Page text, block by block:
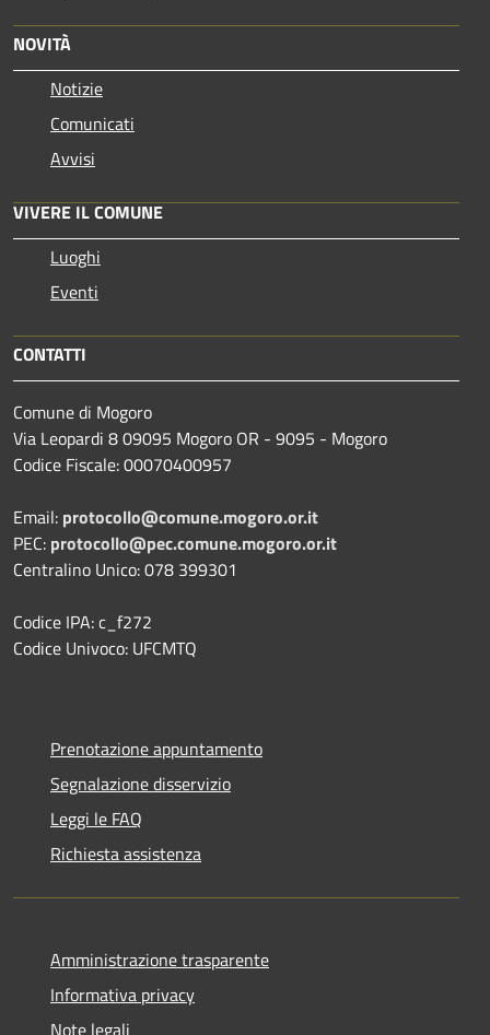
NOVITÀ
Notizie
Comunicati
Avvisi
VIVERE IL COMUNE
Luoghi
Eventi
CONTATTI
Comune di Mogoro
Via Leopardi 8 09095 Mogoro OR - 9095 - Mogoro
Codice Fiscale: 00070400957
Email: protocollo@comune.mogoro.or.it
PEC: protocollo@pec.comune.mogoro.or.it
Centralino Unico: 078 399301
Codice IPA: c_f272
Codice Univoco: UFCMTQ
Prenotazione appuntamento
Segnalazione disservizio
Leggi le FAQ
Richiesta assistenza
Amministrazione trasparente
Informativa privacy
Note legali